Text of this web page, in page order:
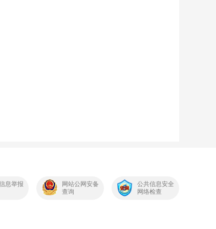
公共信息安全
网络检查
网站公网安备
查询
息举报